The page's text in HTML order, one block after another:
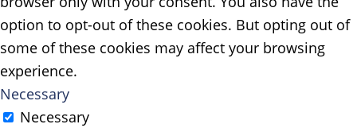
option to opt-out of these cookies. But opting out of
some of these cookies may affect your browsing
experience.
Necessary
Necessary